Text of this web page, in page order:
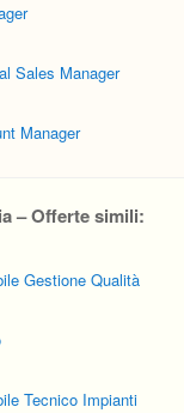
Sales Manager
Manager
– Offerte simili:
Gestione Qualità
Tecnico Impianti